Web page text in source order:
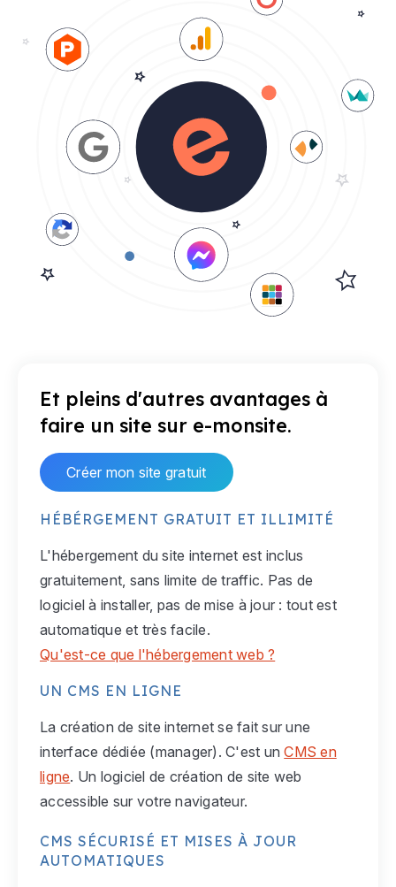
Et pleins d'autres avantages à
faire un site sur e-monsite.
Créer mon site gratuit
HÉBÉRGEMENT GRATUIT ET ILLIMITÉ
L'hébergement du site internet est inclus
gratuitement, sans limite de traffic. Pas de
logiciel à installer, pas de mise à jour : tout est
automatique et très facile.
Qu'est-ce que l'hébergement web ?
UN CMS EN LIGNE
La création de site internet se fait sur une
interface dédiée (manager). C'est unCMS en
ligne. Un logiciel de création de site web
accessible sur votre navigateur.
CMS SÉCURISÉ ET MISES À JOUR
AUTOMATIQUES